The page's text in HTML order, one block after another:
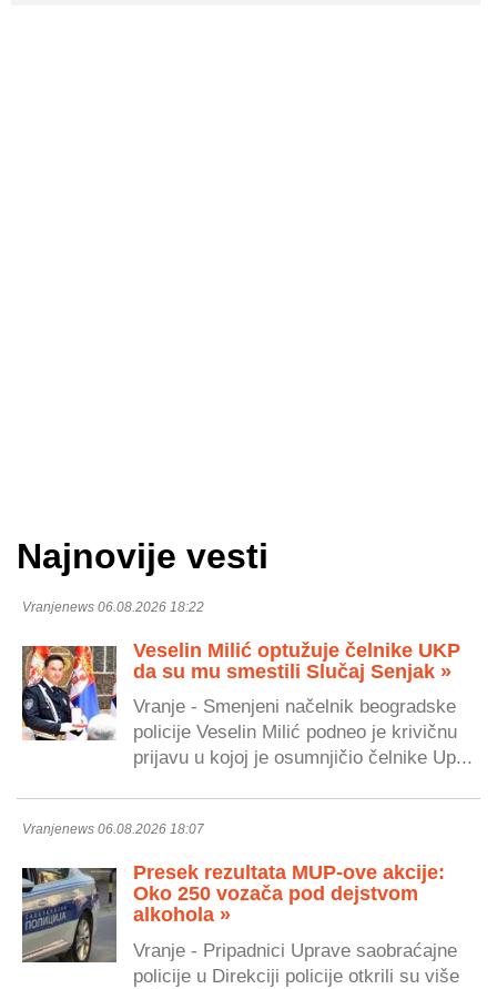
Najnovije vesti
Vranjenews 06.08.2026 18:22
Veselin Milić optužuje čelnike UKP
da su mu smestili Slučaj Senjak »
Vranje - Smenjeni načelnik beogradske
policije Veselin Milić podneo je krivičnu
prijavu u kojoj je osumnjičio čelnike Up...
Vranjenews 06.08.2026 18:07
Presek rezultata MUP-ove akcije:
Oko 250 vozača pod dejstvom
alkohola »
Vranje - Pripadnici Uprave saobraćajne
policije u Direkciji policije otkrili su više